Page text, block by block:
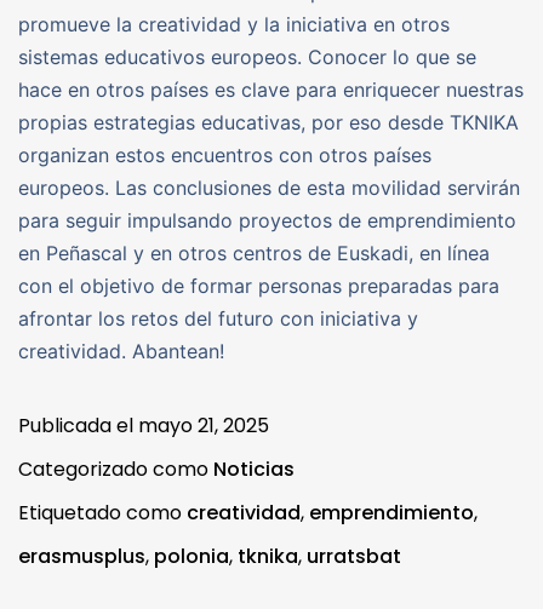
promueve la creatividad y la iniciativa en otros
sistemas educativos europeos. Conocer lo que se
hace en otros países es clave para enriquecer nuestras
propias estrategias educativas, por eso desde TKNIKA
organizan estos encuentros con otros países
europeos. Las conclusiones de esta movilidad servirán
para seguir impulsando proyectos de emprendimiento
en Peñascal y en otros centros de Euskadi, en línea
con el objetivo de formar personas preparadas para
afrontar los retos del futuro con iniciativa y
creatividad. Abantean!
Publicada el mayo 21, 2025
Categorizado como Noticias
Etiquetado como creatividad, emprendimiento,
erasmusplus, polonia, tknika, urratsbat